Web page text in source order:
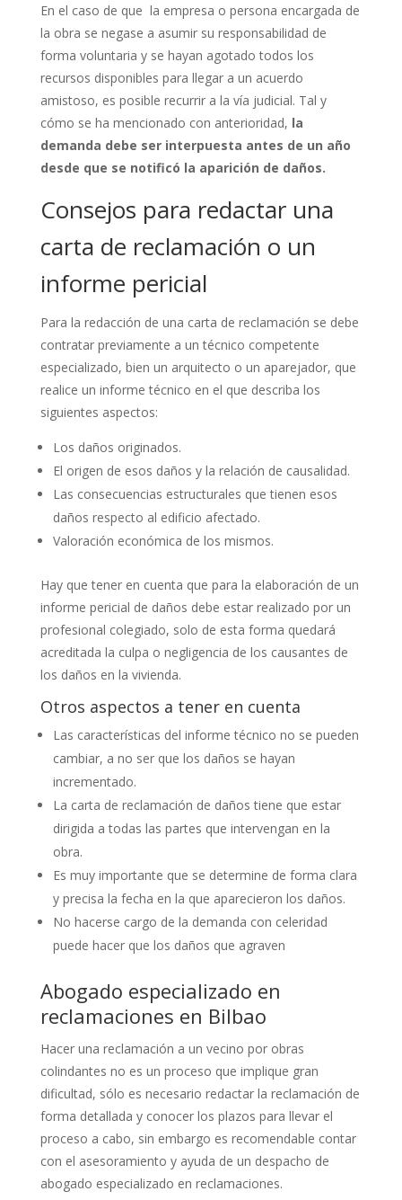
En el caso de que la empresa o persona encargada de
la obra se negase a asumir su responsabilidad de
forma voluntaria y se hayan agotado todos los
recursos disponibles para llegar a un acuerdo
amistoso, es posible recurrir a la vía judicial. Tal y
cómo se ha mencionado con anterioridad, la
demanda debe ser interpuesta antes de un año
desde que se notificó la aparición de daños.
Consejos para redactar una
carta de reclamación o un
informe pericial
Para la redacción de una carta de reclamación se debe
contratar previamente a un técnico competente
especializado, bien un arquitecto o un aparejador, que
realice un informe técnico en el que describa los
siguientes aspectos:
Los daños originados.
El origen de esos daños y la relación de causalidad.
Las consecuencias estructurales que tienen esos
daños respecto al edificio afectado.
Valoración económica de los mismos.
Hay que tener en cuenta que para la elaboración de un
informe pericial de daños debe estar realizado por un
profesional colegiado, solo de esta forma quedará
acreditada la culpa o negligencia de los causantes de
los daños en la vivienda.
Otros aspectos a tener en cuenta
Las características del informe técnico no se pueden
cambiar, a no ser que los daños se hayan
incrementado.
La carta de reclamación de daños tiene que estar
dirigida a todas las partes que intervengan en la
obra.
Es muy importante que se determine de forma clara
y precisa la fecha en la que aparecieron los daños.
No hacerse cargo de la demanda con celeridad
puede hacer que los daños que agraven
Abogado especializado en
reclamaciones en Bilbao
Hacer una reclamación a un vecino por obras
colindantes no es un proceso que implique gran
dificultad, sólo es necesario redactar la reclamación de
forma detallada y conocer los plazos para llevar el
proceso a cabo, sin embargo es recomendable contar
con el asesoramiento y ayuda de un despacho de
abogado especializado en reclamaciones.